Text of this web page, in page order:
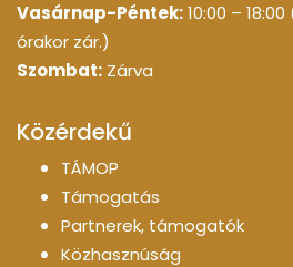
Vasárnap-Péntek:10:00 –
órakor zár.)
Szombat: Zárva
Közérdekű
TÁMOP
Támogatás
Partnerek, támogatók
Közhasznúság